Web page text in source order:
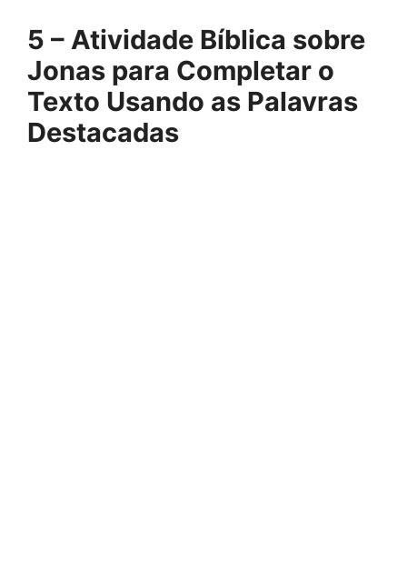
5 – Atividade Bíblica sobre
Jonas para Completar o
Texto Usando as Palavras
Destacadas